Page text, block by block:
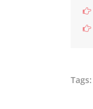
Tags: